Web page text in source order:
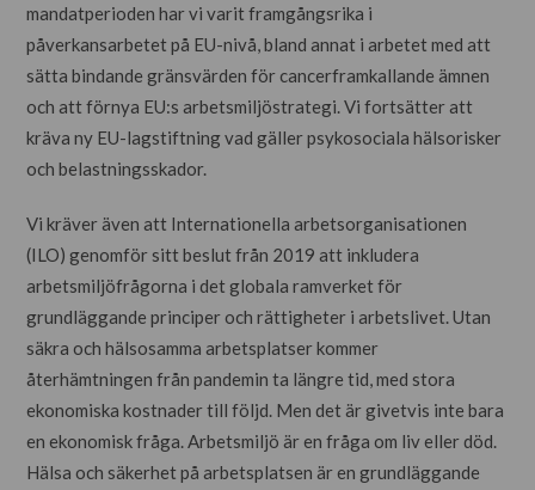
mandatperioden har vi varit framgångsrika i
påverkansarbetet på EU-nivå, bland annat i arbetet med att
sätta bindande gränsvärden för cancerframkallande ämnen
och att förnya EU:s arbetsmiljöstrategi. Vi fortsätter att
kräva ny EU-lagstiftning vad gäller psykosociala hälsorisker
och belastningsskador.
Vi kräver även att Internationella arbetsorganisationen
(ILO) genomför sitt beslut från 2019 att inkludera
arbetsmiljöfrågorna i det globala ramverket för
grundläggande principer och rättigheter i arbetslivet. Utan
säkra och hälsosamma arbetsplatser kommer
återhämtningen från pandemin ta längre tid, med stora
ekonomiska kostnader till följd. Men det är givetvis inte bara
en ekonomisk fråga. Arbetsmiljö är en fråga om liv eller död.
Hälsa och säkerhet på arbetsplatsen är en grundläggande